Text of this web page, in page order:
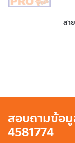
สา
สอบถามข้อ
4581774